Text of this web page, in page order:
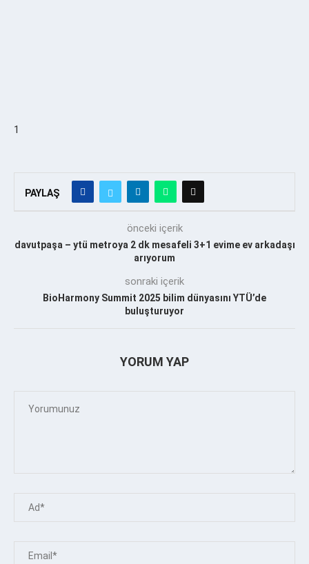
1
PAYLAŞ
önceki içerik
davutpaşa – ytü metroya 2 dk mesafeli 3+1 evime ev arkadaşı
arıyorum
sonraki içerik
BioHarmony Summit 2025 bilim dünyasını YTÜ’de
buluşturuyor
YORUM YAP